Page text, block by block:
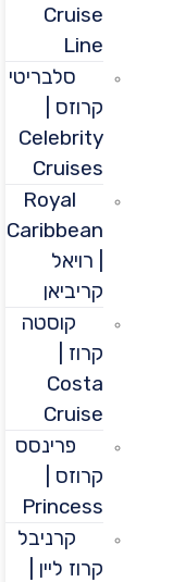
Cruise
סלבריטי
קרוזס |
Celebrity
Cruises
Royal
Caribbean
קריביאן
קוסטה
Costa
Cruise
פרינסס
קרוזס |
Princess
קרניבל
קרוז ליין |